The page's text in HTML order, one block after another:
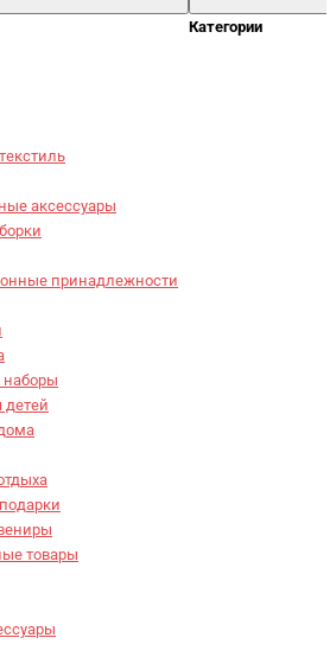
Категории
аксессуары
принадлежности
детей
товары